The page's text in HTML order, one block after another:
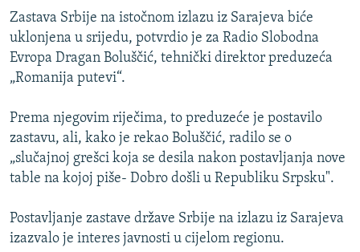
FOTOGALERIJE
INFOGRAFIKE
RAT U UKRAJINI
KINA NA BALKANU
RSE PRIČE IZ SVIJETA
DNEVNO@RSE
SPECIJALI RSE
GENOCID U SREBRENICI
PRATITE NAS
Zastava Srbije na istočnom izlazu iz Sarajeva biće
uklonjena u srijedu, potvrdio je za Radio Slobodna
Evropa Dragan Boluščić, tehnički direktor preduzeća
„Romanija putevi“.
Prema njegovim riječima, to preduzeće je postavilo
zastavu, ali, kako je rekao Boluščić, radilo se o
„slučajnoj grešci koja se desila nakon postavljanja nove
table na kojoj piše- Dobro došli u Republiku Srpsku".
Postavljanje zastave države Srbije na izlazu iz Sarajeva
izazvalo je interes javnosti u cijelom regionu.